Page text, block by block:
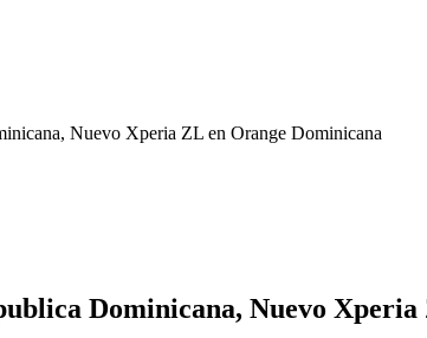
Nuevo Xperia ZL en Orange Dominicana
Dominicana, Nuevo